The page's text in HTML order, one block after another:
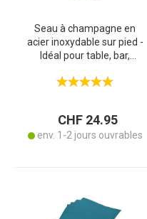
Seau à champagne en
acier inoxydable sur pied -
Idéal pour table, bar,
boissons au frais - 39 x 25
CHF 24.95
env. 1-2 jours ouvrables